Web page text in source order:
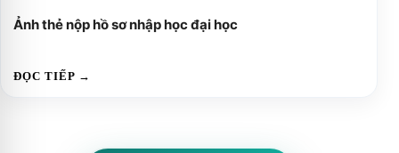
Ảnh thẻ nộp hồ sơ nhập học đại học
ĐỌC TIẾP →